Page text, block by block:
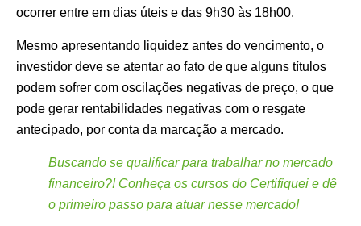
ocorrer entre em dias úteis e das 9h30 às 18h00.
Mesmo apresentando liquidez antes do vencimento, o
investidor deve se atentar ao fato de que alguns títulos
podem sofrer com oscilações negativas de preço, o que
pode gerar rentabilidades negativas com o resgate
antecipado, por conta da marcação a mercado.
Buscando se qualificar para trabalhar no mercado
financeiro?! Conheça os cursos do Certifiquei e dê
o primeiro passo para atuar nesse mercado!